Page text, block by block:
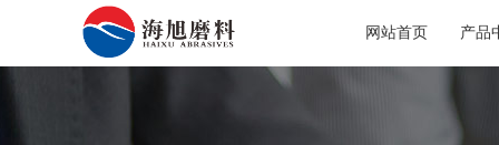
网站首页 产品